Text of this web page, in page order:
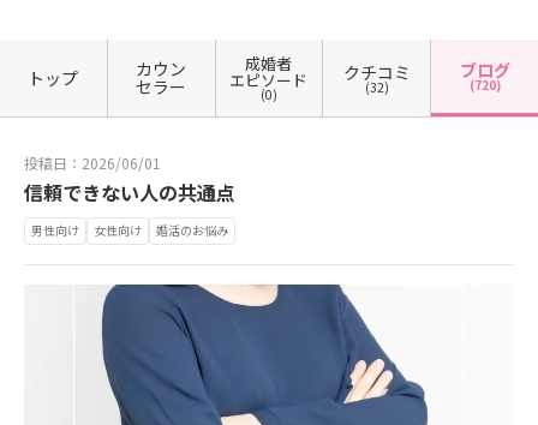
トップ カウン
セラー
成婚者
エピソード
(0)
クチコミ
(32)
ブログ
(720)
投稿日：2026/06/01
信頼できない人の共通点
男性向け 女性向け 婚活のお悩み